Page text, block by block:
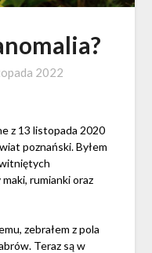
2022
z 13 listopada 2020
poznański. Byłem
rumianki oraz
zebrałem z pola
Teraz są w